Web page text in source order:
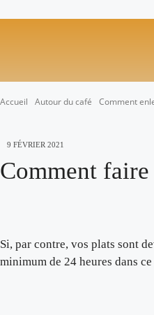
Accueil Autour du café Comment
9 FÉVRIER 2021
Comment
Si, par contre, vos plats sont
minimum de 24 heures dans